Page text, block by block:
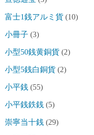
富士1銭アルミ貨 (10)
小冊子 (3)
小型50銭黄銅貨 (2)
小型5銭白銅貨 (2)
小平銭 (55)
小平銭鉄銭 (5)
崇寧当十銭 (29)